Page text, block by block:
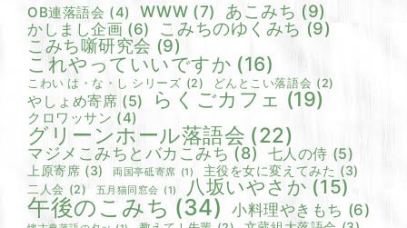
OB連落語会 (4) WWW (7) あこみち (9)
かしまし企画 (6) こみちのゆくみち (9)
こみち噺研究会 (9)
これやっていいですか (16)
こわい は・な・し シリーズ (2) どんとこい落語会 (2)
やしょめ寄席 (5) らくごカフェ (19)
クロワッサン (4)
グリーンホール落語会 (22)
マジメこみちとバカこみち (8) 七人の侍 (5)
上原寄席 (3) 両国亭砥寄席 (1) 主役を女に変えてみた (3)
二人会 (2) 五月猫同窓会 (1) 八坂いやさか (15)
午後のこみち (34) 小料理やきもち (6)